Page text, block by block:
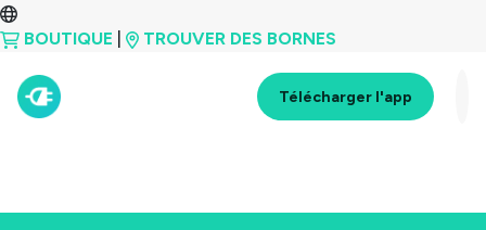
BOUTIQUE TROUVER DES BORNES
Télécharger l'app